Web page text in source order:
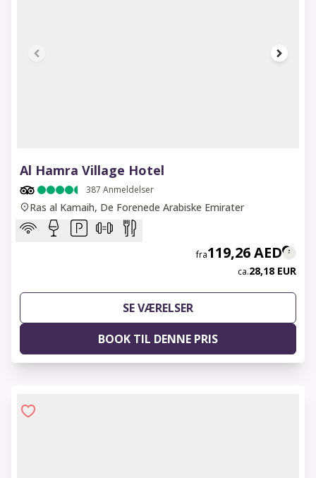
Al Hamra Village Hotel
387 Anmeldelser
Ras al Kamaih, De Forenede Arabiske Emirater
fra119,26 AED
ca.28,18 EUR
SE VÆRELSER
BOOK TIL DENNE PRIS